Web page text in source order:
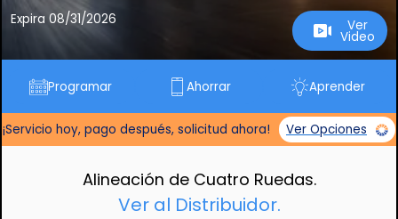
Expira 08/31/2026 Ver
Video
Programar Ahorrar Aprender
¡Servicio hoy, pago después, solicitud ahora! Ver Opciones
Alineación de Cuatro Ruedas.
Ver al Distribuidor.